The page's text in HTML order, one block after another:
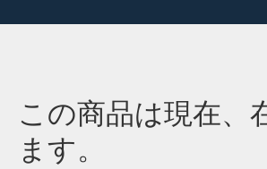
この商品は現在、
ます。